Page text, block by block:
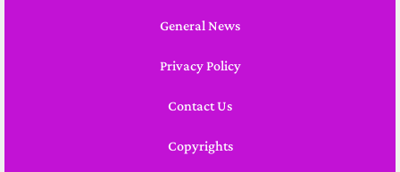
General News
Privacy Policy
Contact Us
Copyrights